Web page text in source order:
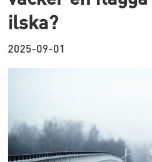
ilska?
2025-09-01